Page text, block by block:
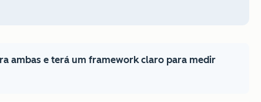
ambas e terá um framework claro para medir